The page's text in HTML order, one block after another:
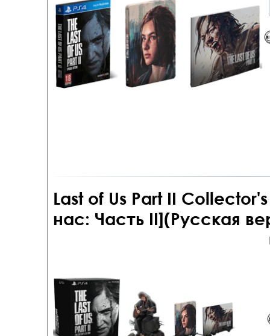
Last of Us Part II
нас: Часть II](Русская